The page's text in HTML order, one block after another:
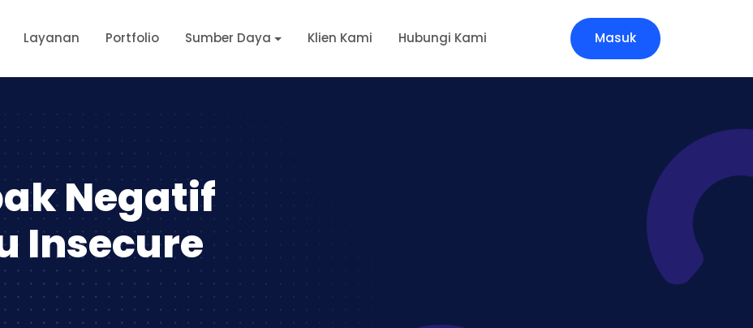
Layanan Portfolio Sumber Daya Klien Kami Hubungi Kami Masuk
Negatif
Insecure